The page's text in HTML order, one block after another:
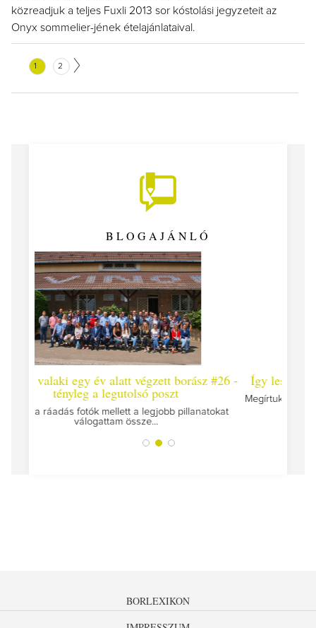
közreadjuk a teljes Fuxli 2013 sor kóstolási jegyzeteit az
Onyx sommelier-jének ételajánlataival.
1 2
BLOGAJÁNLÓ
#26 - Így lesz valaki egy év alatt végzett borász #25
Megírtuk a modulzáró vizsgákat, már lázasan készülünk
az utolsó...
BORLEXIKON